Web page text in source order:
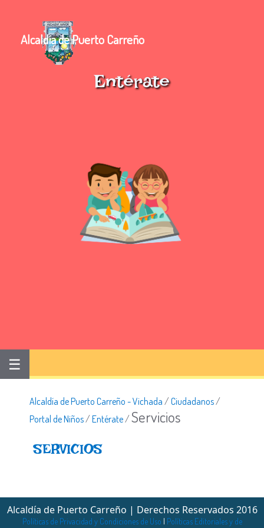
Alcaldía de Puerto Carreño
Entérate
☰
Alcaldía de Puerto Carreño - Vichada / Ciudadanos/
Portal de Niños/ Entérate/ Servicios
​SERVICIOS
Alcaldía de Puerto Carreño | Derechos Reservados 2016
Políticas de Privacidad y Condiciones de Uso | Políticas Editoriales y de